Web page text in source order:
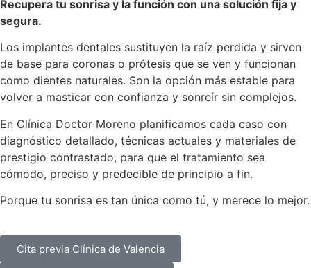
Recupera tu sonrisa y la función con una solución fija y
segura.
Los implantes dentales sustituyen la raíz perdida y sirven
de base para coronas o prótesis que se ven y funcionan
como dientes naturales. Son la opción más estable para
volver a masticar con confianza y sonreír sin complejos.
En Clínica Doctor Moreno planificamos cada caso con
diagnóstico detallado, técnicas actuales y materiales de
prestigio contrastado, para que el tratamiento sea
cómodo, preciso y predecible de principio a fin.
Porque tu sonrisa es tan única como tú, y merece lo mejor.
Cita previa Clínica de Valencia